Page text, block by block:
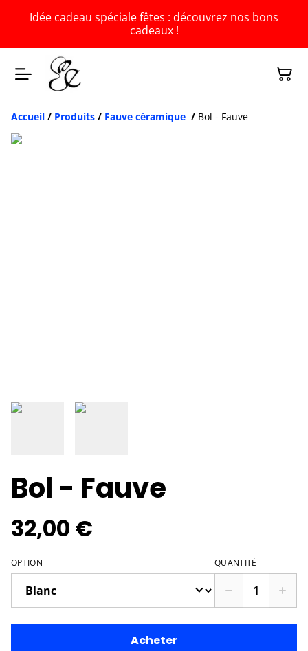
Idée cadeau spéciale fêtes : découvrez nos bons
cadeaux !
Accueil / Produits / Fauve céramique / Bol - Fauve
Bol - Fauve
32,00 €
OPTION QUANTITÉ
Acheter